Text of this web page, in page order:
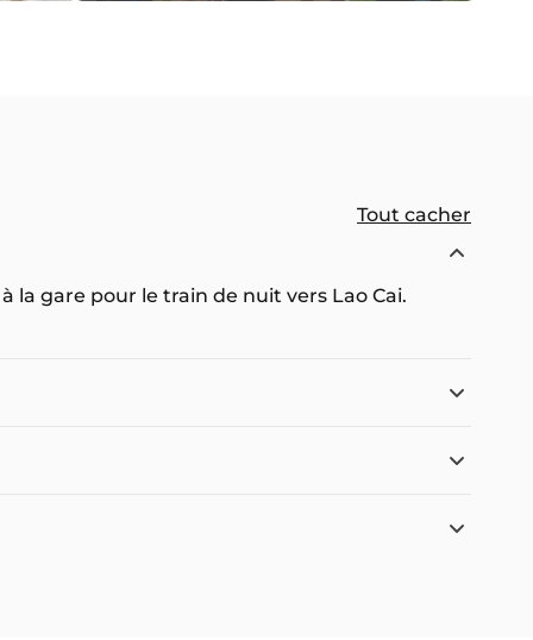
Tout cacher
la gare pour le train de nuit vers Lao Cai.